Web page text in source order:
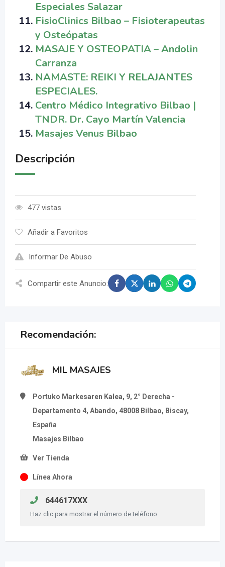
Especiales Salazar
FisioClinics Bilbao – Fisioterapeutas
y Osteópatas
MASAJE Y OSTEOPATIA – Andolin
Carranza
NAMASTE: REIKI Y RELAJANTES
ESPECIALES.
Centro Médico Integrativo Bilbao |
TNDR. Dr. Cayo Martín Valencia
Masajes Venus Bilbao
Descripción
477 vistas
Añadir a Favoritos
Informar De Abuso
Compartir este Anuncio:
Recomendación:
MIL MASAJES
Portuko Markesaren Kalea, 9, 2° Derecha -
Departamento 4, Abando, 48008 Bilbao, Biscay,
España
Masajes Bilbao
Ver Tienda
Línea Ahora
644617XXX
Haz clic para mostrar el número de teléfono